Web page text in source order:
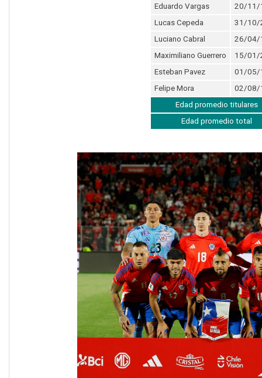
Eduardo Vargas
20/11/
Lucas Cepeda
31/10/
Luciano Cabral
26/04/
Maximiliano Guerrero
15/01/
Esteban Pavez
01/05/
Felipe Mora
02/08/
Edad promedio titulares
Edad promedio total